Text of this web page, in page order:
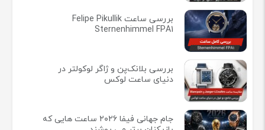
بررسی ساعت Felipe Pikullik
Sternenhimmel FPA1
بررسی بلانک‌پن و ژاگر لوکولتر در
دنیای ساعت لوکس
جام جهانی فیفا ۲۰۲۶ ساعت هایی که